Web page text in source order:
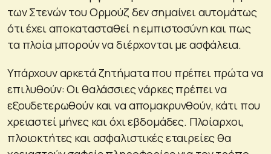
των Στενών του Ορμούζ δεν σημαίνει αυτομάτως
ότι έχει αποκατασταθεί η εμπιστοσύνη και πως
τα πλοία μπορούν να διέρχονται με ασφάλεια.
Υπάρχουν αρκετά ζητήματα που πρέπει πρώτα να
επιλυθούν: Οι θαλάσσιες νάρκες πρέπει να
εξουδετερωθούν και να απομακρυνθούν, κάτι που
χρειαστεί μήνες και όχι εβδομάδες. Πλοίαρχοι,
πλοιοκτήτες και ασφαλιστικές εταιρείες θα